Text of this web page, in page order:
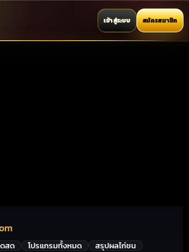
เข้าสู่ระบบ สมัครสมาชิก
สด โปรแกรมทั้งหมด สรุปผลไก่ชน